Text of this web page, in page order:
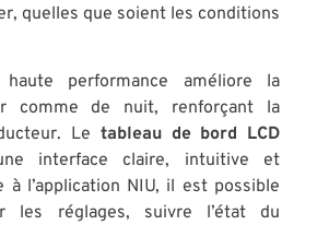
quelles que soient les conditions
haute performance améliore la
comme de nuit, renforçant la
Le tableau de bord LCD
interface claire, intuitive et
à l’application NIU, il est possible
les réglages, suivre l’état du